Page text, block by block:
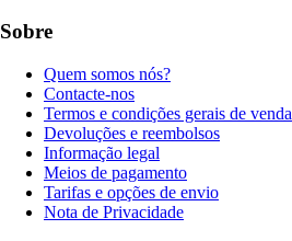
Sobre
Quem somos nós?
Contacte-nos
Termos e condições gerais de venda
Devoluções e reembolsos
Informação legal
Meios de pagamento
Tarifas e opções de envio
Nota de Privacidade